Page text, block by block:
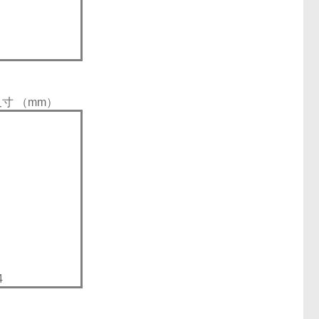
（mm）